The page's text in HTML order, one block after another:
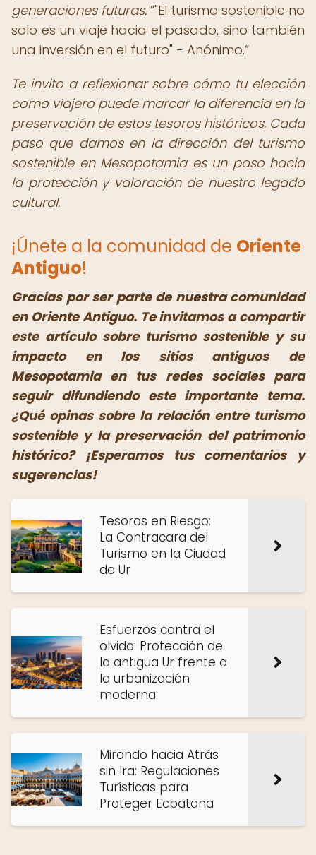
generaciones futuras. "El turismo sostenible no
solo es un viaje hacia el pasado, sino también
una inversión en el futuro" - Anónimo.
Te invito a reflexionar sobre cómo tu elección
como viajero puede marcar la diferencia en la
preservación de estos tesoros históricos. Cada
paso que damos en la dirección del turismo
sostenible en Mesopotamia es un paso hacia
la protección y valoración de nuestro legado
cultural.
¡Únete a la comunidad de Oriente
Antiguo!
Gracias por ser parte de nuestra comunidad
en Oriente Antiguo. Te invitamos a compartir
este artículo sobre turismo sostenible y su
impacto en los sitios antiguos de
Mesopotamia en tus redes sociales para
seguir difundiendo este importante tema.
¿Qué opinas sobre la relación entre turismo
sostenible y la preservación del patrimonio
histórico? ¡Esperamos tus comentarios y
sugerencias!
Tesoros en Riesgo:
La Contracara del
Turismo en la Ciudad
de Ur
Esfuerzos contra el
olvido: Protección de
la antigua Ur frente a
la urbanización
moderna
Mirando hacia Atrás
sin Ira: Regulaciones
Turísticas para
Proteger Ecbatana